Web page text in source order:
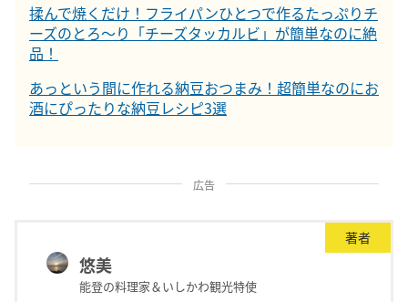
揉んで焼くだけ！フライパンひとつで作るたっぷりチ
ーズのとろ〜り「チーズタッカルビ」が簡単なのに絶
品！
あっという間に作れる納豆おつまみ！超簡単なのにお
酒にぴったりな納豆レシピ3選
広告
著者
悠美
能登の料理家＆いしかわ観光特使